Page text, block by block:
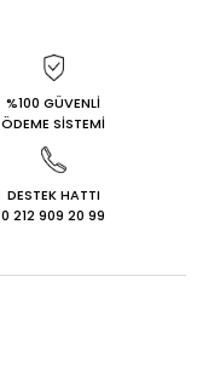
%100 GÜVENLİ
ÖDEME SİSTEMİ
DESTEK HATTI
0 212 909 20 99